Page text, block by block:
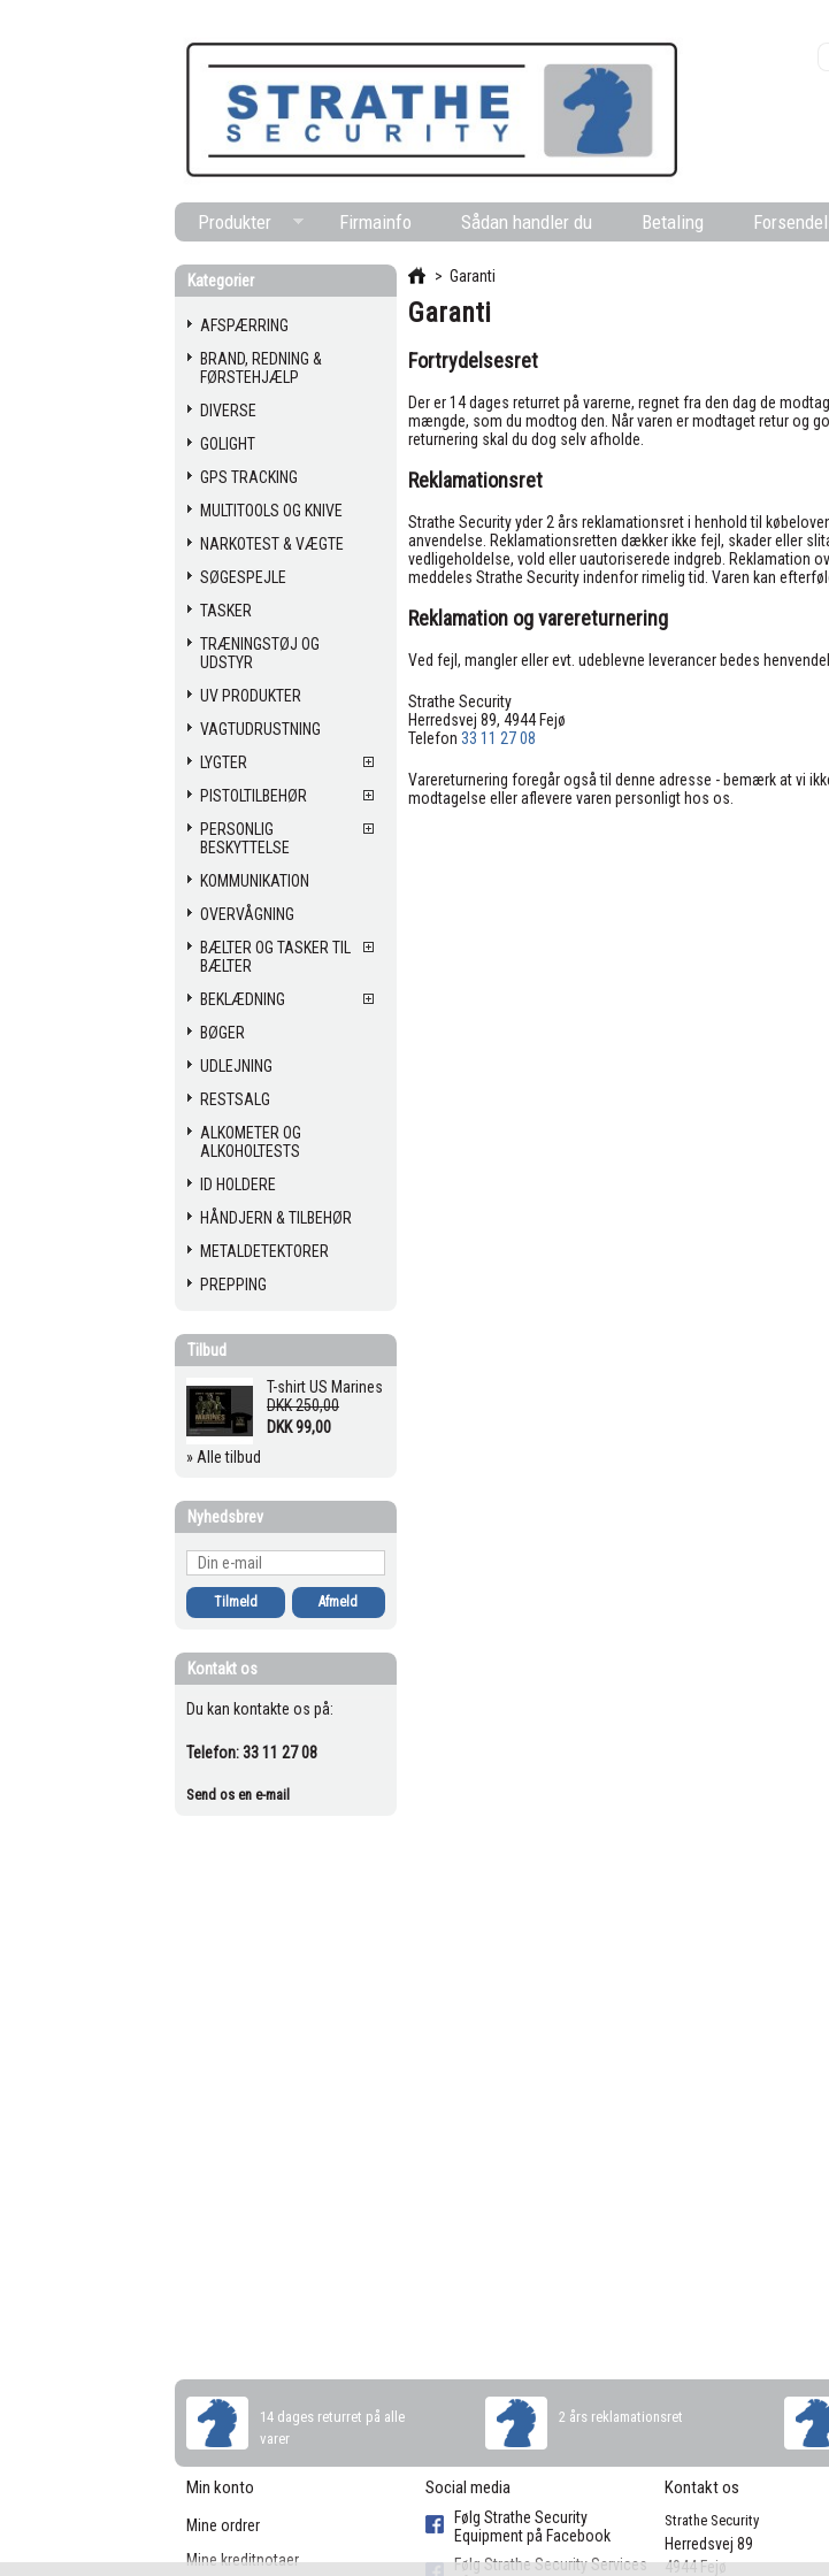
Produkter Firmainfo Sådan handler du Betaling
Kategorier
AFSPÆRRING
BRAND, REDNING &
FØRSTEHJÆLP
DIVERSE
GOLIGHT
GPS TRACKING
MULTITOOLS OG KNIVE
NARKOTEST & VÆGTE
SØGESPEJLE
TASKER
TRÆNINGSTØJ OG
UDSTYR
UV PRODUKTER
VAGTUDRUSTNING
LYGTER
PISTOLTILBEHØR
PERSONLIG
BESKYTTELSE
KOMMUNIKATION
OVERVÅGNING
BÆLTER OG TASKER TIL
BÆLTER
BEKLÆDNING
BØGER
UDLEJNING
RESTSALG
ALKOMETER OG
ALKOHOLTESTS
ID HOLDERE
HÅNDJERN & TILBEHØR
METALDETEKTORER
PREPPING
Tilbud
T-shirt US Marines
DKK 250,00
DKK 99,00
» Alle tilbud
Nyhedsbrev
Kontakt os
Du kan kontakte os på:
Telefon:33 11 27 08
Send os en e-mail
> Garanti
Garanti
Fortrydelsesret
Der er 14 dages returret på varerne, regnet fra den dag de
mængde, som du modtog den. Når varen er modtaget retur og
returnering skal du dog selv afholde.
Reklamationsret
Strathe Security yder 2 års reklamationsret i henhold til
anvendelse. Reklamationsretten dækker ikke fejl, skader eller
vedligeholdelse, vold eller uautoriserede indgreb. Reklamation
meddeles Strathe Security indenfor rimelig tid. Varen kan
Reklamation og varereturnering
Ved fejl, mangler eller evt. udeblevne leverancer bedes
Strathe Security
Herredsvej 89, 4944 Fejø
Telefon 33 11 27 08
Varereturnering foregår også til denne adresse - bemærk at vi
modtagelse eller aflevere varen personligt hos os.
14 dages returret på alle
varer
2 års reklamationsret
Min konto
Mine ordrer
Mine kreditnotaer
Social media
Følg Strathe Security
Equipment på Facebook
Følg Strathe Security Services
Kontakt os
Strathe Security
Herredsvej 89
4944 Fejø